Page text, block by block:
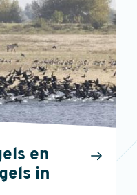
en
in